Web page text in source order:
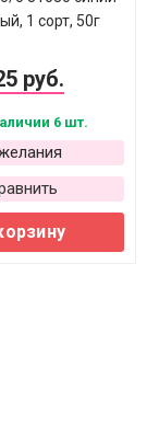
1 сорт, 50г
руб.
6 шт.